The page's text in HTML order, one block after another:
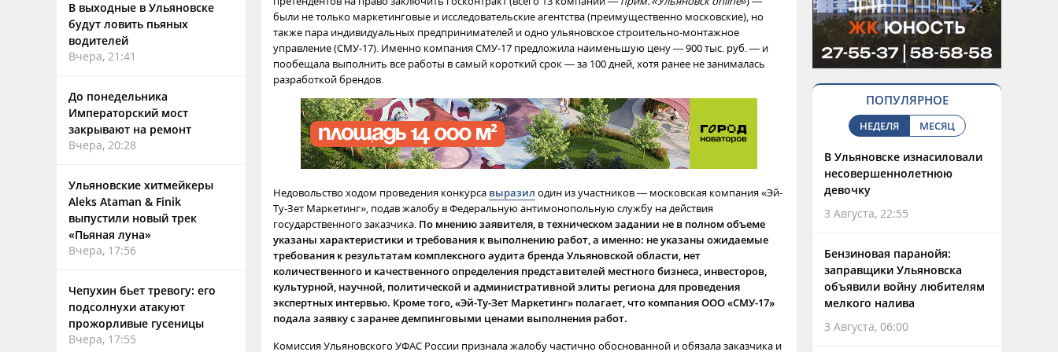
В выходные в Ульяновске
будут ловить пьяных
водителей
Вчера, 21:41
До понедельника
Императорский мост
закрывают на ремонт
Вчера, 20:28
Ульяновские хитмейкеры
Aleks Ataman & Finik
выпустили новый трек
«Пьяная луна»
Вчера, 17:56
Чепухин бьет тревогу: его
подсолнухи атакуют
прожорливые гусеницы
Вчера, 17:55
были не только маркетинговые и исследовательские агентства (преимущественно московские), но
также пара индивидуальных предпринимателей и одно ульяновское строительно-монтажное
управление (СМУ-17). Именно компания СМУ-17 предложила наименьшую цену — 900 тыс. руб. — и
пообещала выполнить все работы в самый короткий срок — за 100 дней, хотя ранее не занималась
разработкой брендов.
Недовольство ходом проведения конкурса выразил один из участников — московская компания «Эй-
Ту-Зет Маркетинг», подав жалобу в Федеральную антимонопольную службу на действия
государственного заказчика. По мнению заявителя, в техническом задании не в полном объеме
указаны характеристики и требования к выполнению работ, а именно: не указаны ожидаемые
требования к результатам комплексного аудита бренда Ульяновской области, нет
количественного и качественного определения представителей местного бизнеса, инвесторов,
культурной, научной, политической и административной элиты региона для проведения
экспертных интервью. Кроме того, «Эй-Ту-Зет Маркетинг» полагает, что компания ООО «СМУ-17»
подала заявку с заранее демпинговыми ценами выполнения работ.
Комиссия Ульяновского УФАС России признала жалобу частично обоснованной и обязала заказчика и
ПОПУЛЯРНОЕ
НЕДЕЛЯ МЕСЯЦ
В Ульяновске изнасиловали
несовершеннолетнюю
девочку
3 Августа, 22:55
Бензиновая паранойя:
заправщики Ульяновска
объявили войну любителям
мелкого налива
3 Августа, 06:00